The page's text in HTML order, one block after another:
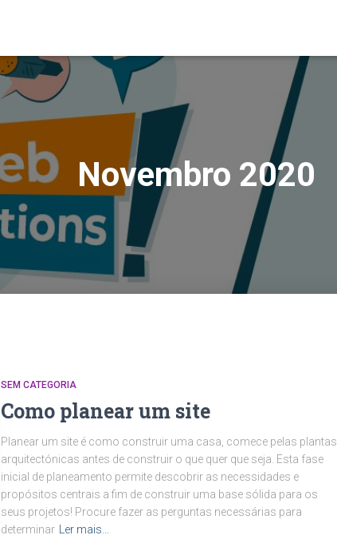
Novembro 2020
SEM CATEGORIA
Como planear um site
Planear um site é como construir uma casa, comece pelas plantas
arquitectónicas antes de construir o que quer que seja. Esta fase
inicial de planeamento permite descobrir as necessidades e
propósitos centrais a fim de construir uma base sólida para os
seus projetos! Procure fazer as perguntas necessárias para
determinar
Ler mais…